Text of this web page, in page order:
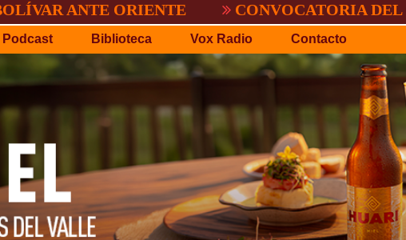
ORIENTE CONVOCATORIA DEL C.P.D.O.
Podcast Biblioteca Vox Radio Contacto